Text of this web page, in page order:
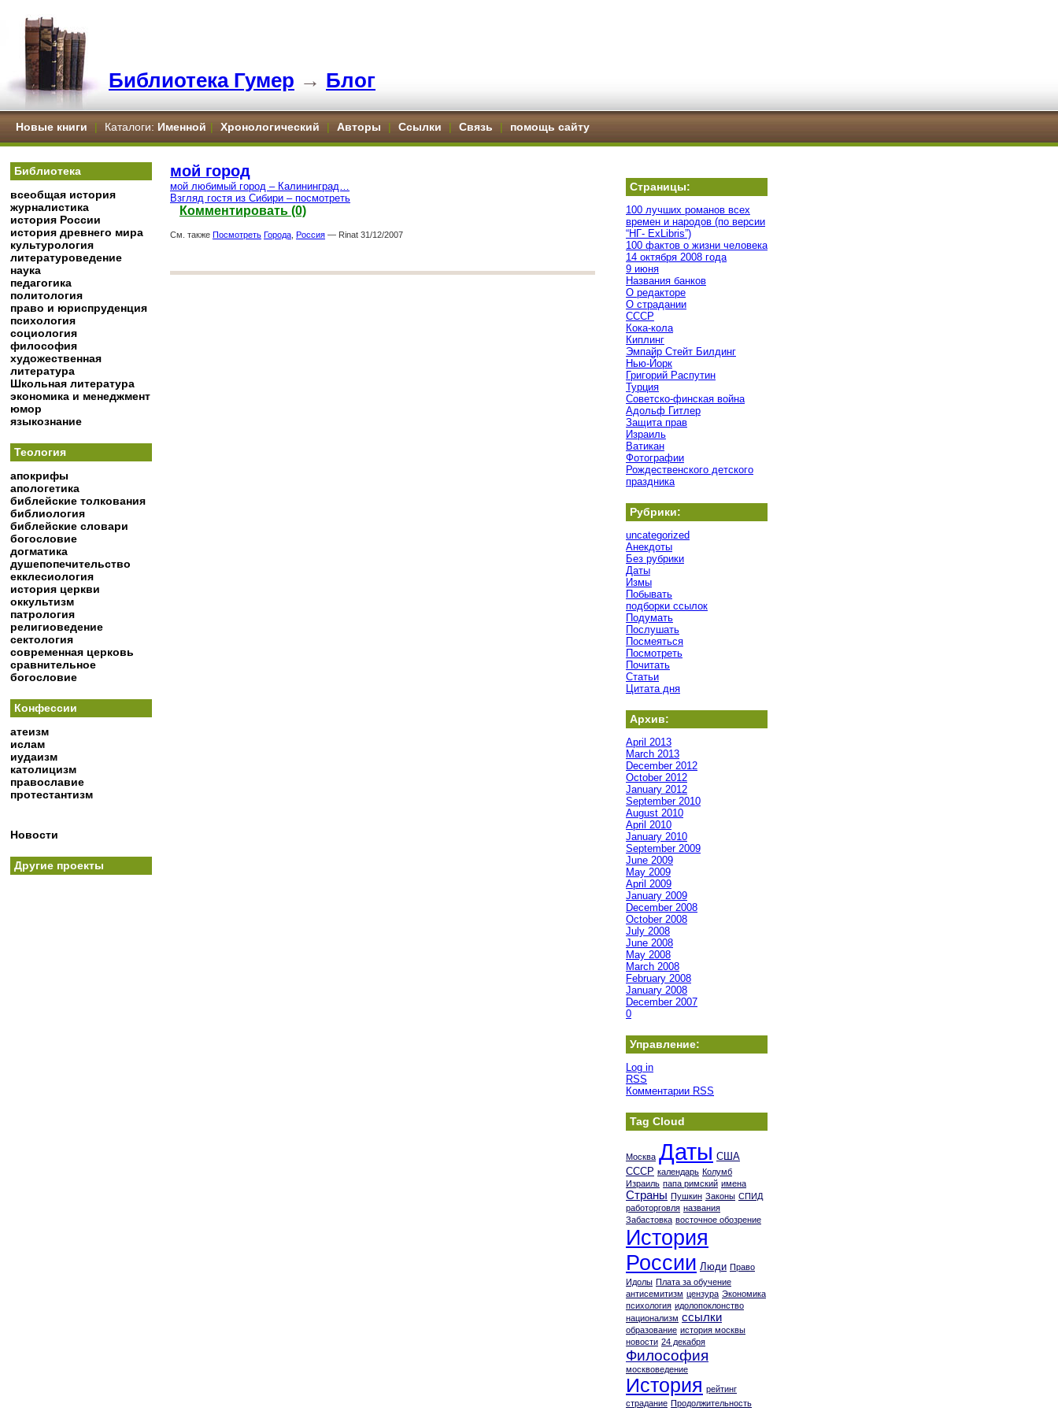
Библиотека Гумер → Блог
Новые книги | Каталоги: Именной | Хронологический | Авторы | Ссылки | Связь | помощь сайту
Библиотека
всеобщая история
журналистика
история России
история древнего мира
культурология
литературоведение
наука
педагогика
политология
право и юриспруденция
психология
социология
философия
художественная
литература
Школьная литература
экономика и менеджмент
юмор
языкознание
Теология
апокрифы
апологетика
библейские толкования
библиология
библейские словари
богословие
догматика
душепопечительство
екклесиология
история церкви
оккультизм
патрология
религиоведение
сектология
современная церковь
сравнительное
богословие
Конфессии
атеизм
ислам
иудаизм
католицизм
православие
протестантизм
Новости
Другие проекты
мой город
мой любимый город – Калининград…
Взгляд гостя из Сибири – посмотреть
Комментировать (0)
См. также Посмотреть Города Россия — Rinat 31/12/2007
Страницы:
100 лучших романов всех
времен и народов (по версии
“НГ- ExLibris”)
100 фактов о жизни человека
14 октября 2008 года
9 июня
Названия банков
О редакторе
О страдании
СССР
Кока-кола
Киплинг
Эмпайр Стейт Билдинг
Нью-Йорк
Григорий Распутин
Турция
Советско-финская война
Адольф Гитлер
Защита прав
Израиль
Ватикан
Фотографии
Рождественского детского
праздника
Рубрики:
uncategorized
Анекдоты
Без рубрики
Даты
Измы
Побывать
подборки ссылок
Подумать
Послушать
Посмеяться
Посмотреть
Почитать
Статьи
Цитата дня
Архив:
April 2013
March 2013
December 2012
October 2012
January 2012
September 2010
August 2010
April 2010
January 2010
September 2009
June 2009
May 2009
April 2009
January 2009
December 2008
October 2008
July 2008
June 2008
May 2008
March 2008
February 2008
January 2008
December 2007
0
Управление:
Log in
RSS
Комментарии RSS
Tag Cloud
Москва Даты США
СССР календарь Колумб
Израиль папа римский имена
Страны Пушкин Законы СПИД
работорговля названия
Забастовка восточное обозрение
История
России Люди Право
Идолы Плата за обучение
антисемитизм цензура Экономика
психология идолопоклонство
национализм ссылки
образование история москвы
новости 24 декабря
Философия
москвоведение
История рейтинг
страдание Продолжительность